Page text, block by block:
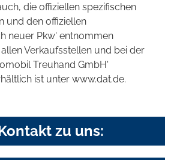
die offiziellen spezifischen
und den offiziellen
neuer Pkw' entnommen
Verkaufsstellen und bei der
Treuhand GmbH'
ist unter www.dat.de.
zu uns: